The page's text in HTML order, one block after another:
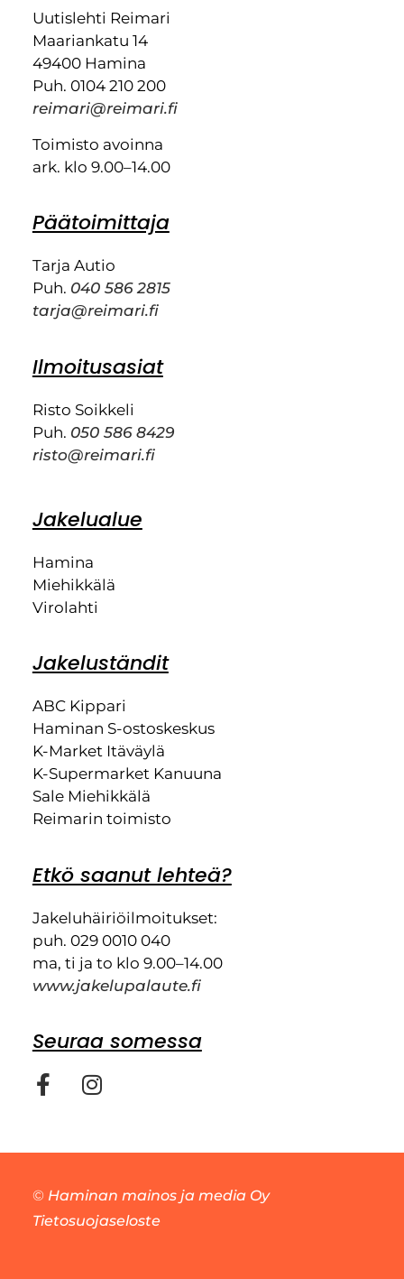
Uutislehti Reimari
Maariankatu 14
49400 Hamina
Puh. 0104 210 200
reimari@reimari.fi
Toimisto avoinna
ark. klo 9.00–14.00
Päätoimittaja
Tarja Autio
Puh. 040 586 2815
tarja@reimari.fi
Ilmoitusasiat
Risto Soikkeli
Puh. 050 586 8429
risto@reimari.fi
Jakelualue
Hamina
Miehikkälä
Virolahti
Jakeluständit
ABC Kippari
Haminan S-ostoskeskus
K-Market Itäväylä
K-Supermarket Kanuuna
Sale Miehikkälä
Reimarin toimisto
Etkö saanut lehteä?
Jakeluhäiriöilmoitukset:
puh. 029 0010 040
ma, ti ja to klo 9.00–14.00
www.jakelupalaute.fi
Seuraa somessa
© Haminan mainos ja media Oy
Tietosuojaseloste